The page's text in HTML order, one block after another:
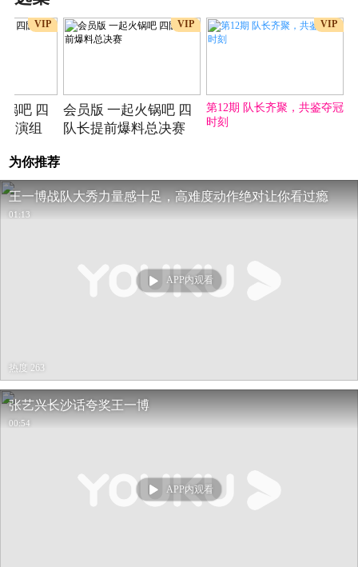
VIP
锅吧 四
演组
VIP
会员版 一起火锅吧 四
队长提前爆料总决赛
VIP
第12期 队长齐聚，共鉴夺冠
时刻
为你推荐
王一博战队大秀力量感十足，高难度动作绝对让你看过瘾
01:13
APP内观看
热度 263
张艺兴长沙话夸奖王一博
00:54
APP内观看